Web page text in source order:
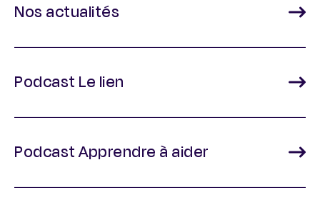
Nos actualités
Podcast Le lien
Podcast Apprendre à aider